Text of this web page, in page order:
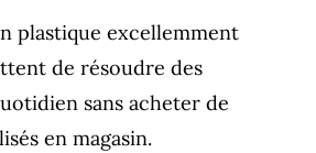
plastique excellemment
de résoudre des
sans acheter de
en magasin.